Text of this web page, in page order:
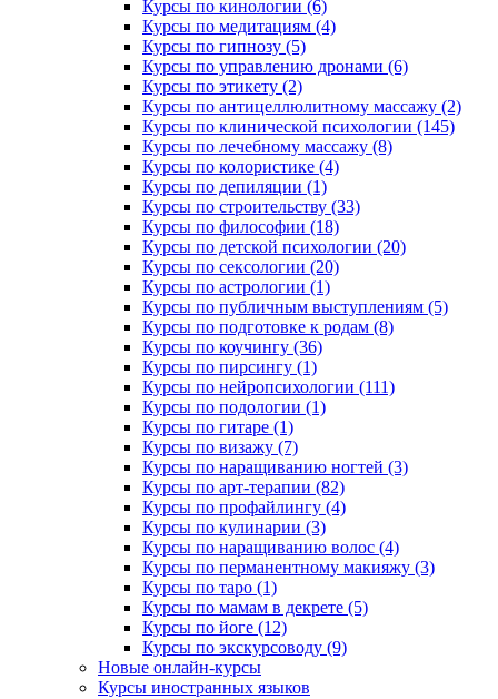
Курсы по кинологии (6)
Курсы по медитациям (4)
Курсы по гипнозу (5)
Курсы по управлению дронами (6)
Курсы по этикету (2)
Курсы по антицеллюлитному массажу (2)
Курсы по клинической психологии (145)
Курсы по лечебному массажу (8)
Курсы по колористике (4)
Курсы по депиляции (1)
Курсы по строительству (33)
Курсы по философии (18)
Курсы по детской психологии (20)
Курсы по сексологии (20)
Курсы по астрологии (1)
Курсы по публичным выступлениям (5)
Курсы по подготовке к родам (8)
Курсы по коучингу (36)
Курсы по пирсингу (1)
Курсы по нейропсихологии (111)
Курсы по подологии (1)
Курсы по гитаре (1)
Курсы по визажу (7)
Курсы по наращиванию ногтей (3)
Курсы по арт-терапии (82)
Курсы по профайлингу (4)
Курсы по кулинарии (3)
Курсы по наращиванию волос (4)
Курсы по перманентному макияжу (3)
Курсы по таро (1)
Курсы по мамам в декрете (5)
Курсы по йоге (12)
Курсы по экскурсоводу (9)
Новые онлайн‑курсы
Курсы иностранных языков